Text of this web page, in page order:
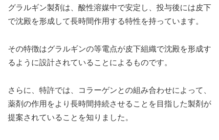
グラルギン製剤は、酸性溶媒中で安定し、投与後には皮下
で沈殿を形成して長時間作用する特性を持っています。
その特徴はグラルギンの等電点が皮下組織で沈殿を形成す
るように設計されていることによるものです。
さらに、特許では、コラーゲンとの組み合わせによって、
薬剤の作用をより長時間持続させることを目指した製剤が
提案されていることを知りました。